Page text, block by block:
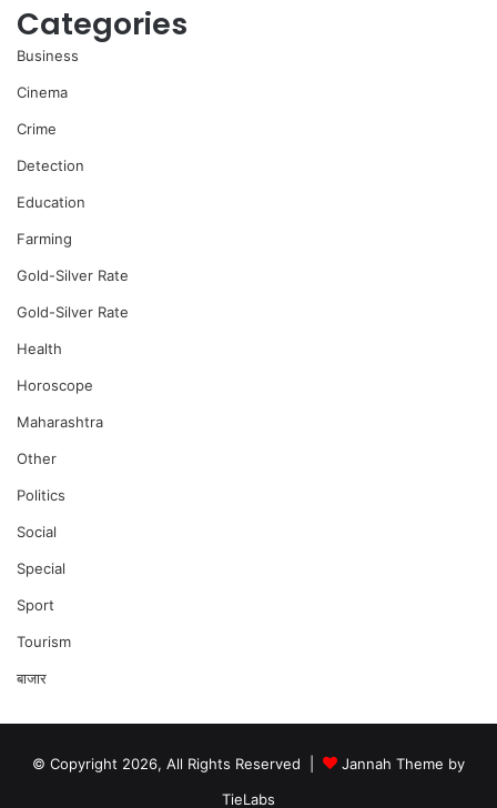
Categories
Business
Cinema
Crime
Detection
Education
Farming
Gold-Silver Rate
Gold-Silver Rate
Health
Horoscope
Maharashtra
Other
Politics
Social
Special
Sport
Tourism
बाजार
© Copyright 2026, All Rights Reserved |
Jannah Theme by
TieLabs